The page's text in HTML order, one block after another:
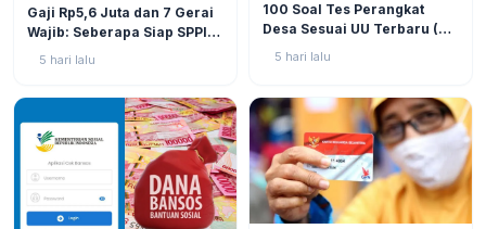
Gaji Rp5,6 Juta dan 7 Gerai
Wajib: Seberapa Siap SPPI
Menjalankan Ambiguitas
5 hari lalu
100 Soal Tes Perangkat
Desa Sesuai UU Terbaru (UU
No. 3 Tahun 2024 & PP No.
5 hari lalu